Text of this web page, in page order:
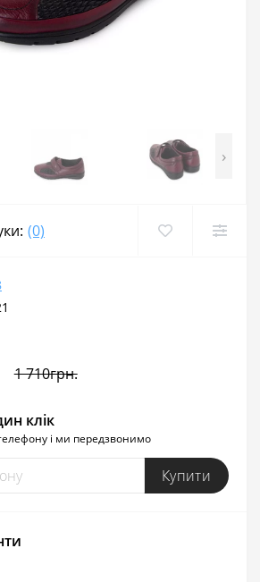
›
(0)
1 710грн.
клік
і ми передзвонимо
Купити